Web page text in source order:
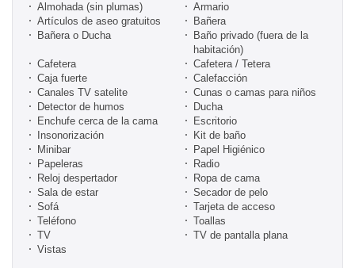
Almohada (sin plumas)
Armario
Artículos de aseo gratuitos
Bañera
Bañera o Ducha
Baño privado (fuera de la
habitación)
Cafetera
Cafetera / Tetera
Caja fuerte
Calefacción
Canales TV satelite
Cunas o camas para niños
Detector de humos
Ducha
Enchufe cerca de la cama
Escritorio
Insonorización
Kit de baño
Minibar
Papel Higiénico
Papeleras
Radio
Reloj despertador
Ropa de cama
Sala de estar
Secador de pelo
Sofá
Tarjeta de acceso
Teléfono
Toallas
TV
TV de pantalla plana
Vistas